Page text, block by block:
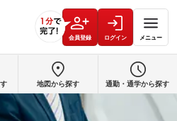
会員登録 ログイン メニュー
地図から探す 通勤・通学から探す